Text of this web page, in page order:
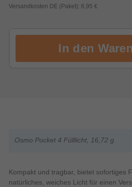
Versandkosten DE (Paket): 6,95 €
Osmo Pocket 4 Fülllicht, 16,72 g
Kompakt und tragbar, bietet sofortiges
natürliches, weiches Licht für einen